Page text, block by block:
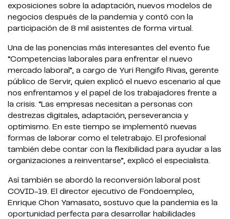
exposiciones sobre la adaptación, nuevos modelos de
negocios después de la pandemia y contó con la
participación de 8 mil asistentes de forma virtual.
Una de las ponencias más interesantes del evento fue
“Competencias laborales para enfrentar el nuevo
mercado laboral”, a cargo de Yuri Rengifo Rivas, gerente
público de Servir, quien explicó el nuevo escenario al que
nos enfrentamos y el papel de los trabajadores frente a
la crisis. “Las empresas necesitan a personas con
destrezas digitales, adaptación, perseverancia y
optimismo. En este tiempo se implementó nuevas
formas de laborar como el teletrabajo. El profesional
también debe contar con la flexibilidad para ayudar a las
organizaciones a reinventarse”, explicó el especialista.
Así también se abordó la reconversión laboral post
COVID-19. El director ejecutivo de Fondoempleo,
Enrique Chon Yamasato, sostuvo que la pandemia es la
oportunidad perfecta para desarrollar habilidades